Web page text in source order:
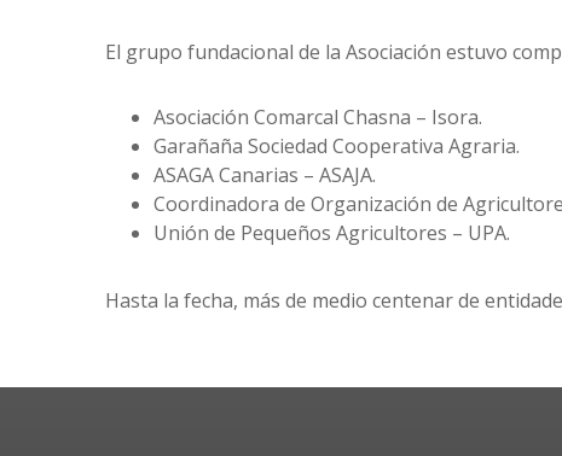
El grupo fundacional de la Asociación estuvo
Asociación Comarcal Chasna – Isora.
Garañaña Sociedad Cooperativa Agraria.
ASAGA Canarias – ASAJA.
Coordinadora de Organización de
Unión de Pequeños Agricultores – UPA.
Hasta la fecha, más de medio centenar de